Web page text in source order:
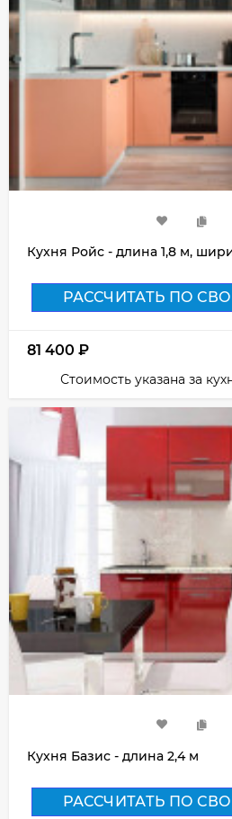
Кухня Ройс - длина 1,8 м,
РАССЧИТАТЬ ПО
81 400 ₽
Стоимость указана за
Кухня Базис - длина 2,4 м
РАССЧИТАТЬ ПО